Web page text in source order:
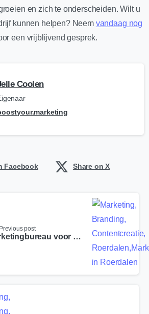
en zich te onderscheiden. Wilt u
kunnen helpen? Neem vandaag nog
een vrijblijvend gesprek.
Coolen
Facebook Share on X
Previous post
Het Beste Marketingbureau voor Boschpoort